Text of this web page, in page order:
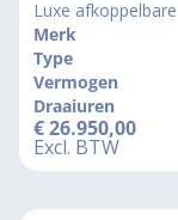
Luxe
Merk
Type
Vermogen
Draaiuren
€26.950,00
Excl. BTW